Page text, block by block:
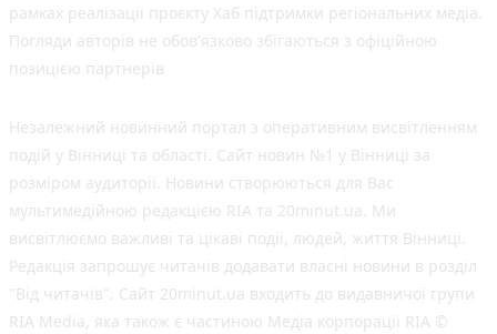
рамках реалізації проєкту Хаб підтримки регіональних медіа.
Погляди авторів не обов'язково збігаються з офіційною
позицією партнерів
Незалежний новинний портал з оперативним висвітленням
подій у Вінниці та області. Сайт новин №1 у Вінниці за
розміром аудиторії. Новини створюються для Вас
мультимедійною редакцією RIA та 20minut.ua. Ми
висвітлюємо важливі та цікаві події, людей, життя Вінниці.
Редакція запрошує читачів додавати власні новини в розділ
"Від читачів". Сайт 20minut.ua входить до видавничої групи
RIA Media, яка також є частиною Медіа корпорації RIA ©